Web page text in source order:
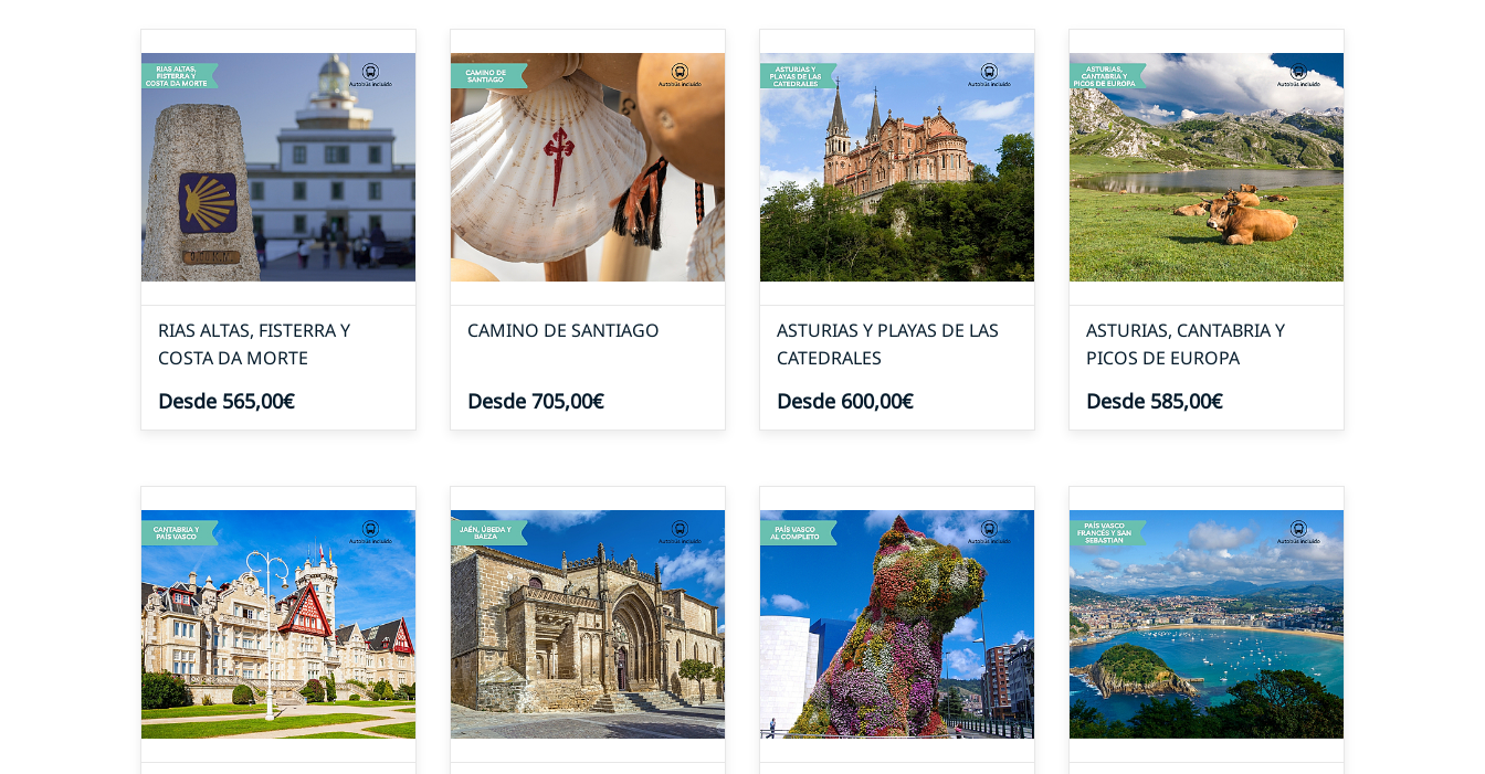
RIAS ALTAS, FISTERRA Y
COSTA DA MORTE
Desde 565,00€
CAMINO DE SANTIAGO
Desde 705,00€
ASTURIAS Y PLAYAS DE LAS
CATEDRALES
Desde 600,00€
ASTURIAS, CANTABRIA Y
PICOS DE EUROPA
Desde 585,00€